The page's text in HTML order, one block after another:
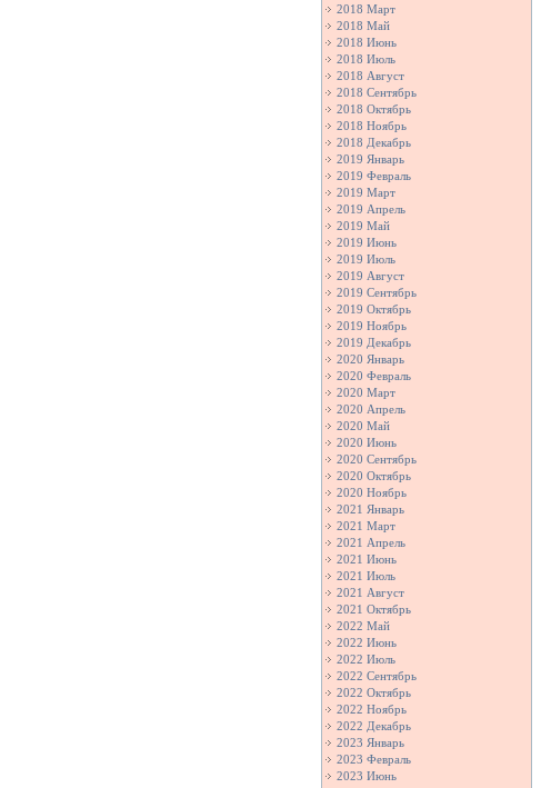
2018 Март
2018 Май
2018 Июнь
2018 Июль
2018 Август
2018 Сентябрь
2018 Октябрь
2018 Ноябрь
2018 Декабрь
2019 Январь
2019 Февраль
2019 Март
2019 Апрель
2019 Май
2019 Июнь
2019 Июль
2019 Август
2019 Сентябрь
2019 Октябрь
2019 Ноябрь
2019 Декабрь
2020 Январь
2020 Февраль
2020 Март
2020 Апрель
2020 Май
2020 Июнь
2020 Сентябрь
2020 Октябрь
2020 Ноябрь
2021 Январь
2021 Март
2021 Апрель
2021 Июнь
2021 Июль
2021 Август
2021 Октябрь
2022 Май
2022 Июнь
2022 Июль
2022 Сентябрь
2022 Октябрь
2022 Ноябрь
2022 Декабрь
2023 Январь
2023 Февраль
2023 Июнь